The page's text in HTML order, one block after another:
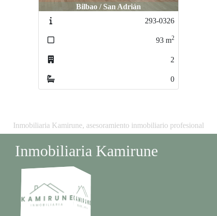
Bilbao / San Adrián
293-0326
93 m2
2
0
Inmobiliaria Kamirune, asesoramiento inmobiliario profesional
Inmobiliaria Kamirune